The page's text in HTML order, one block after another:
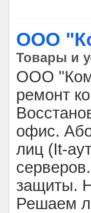
ООО
Товары и
ООО
ремонт
офис.
лиц (It-
защиты.
Решаем